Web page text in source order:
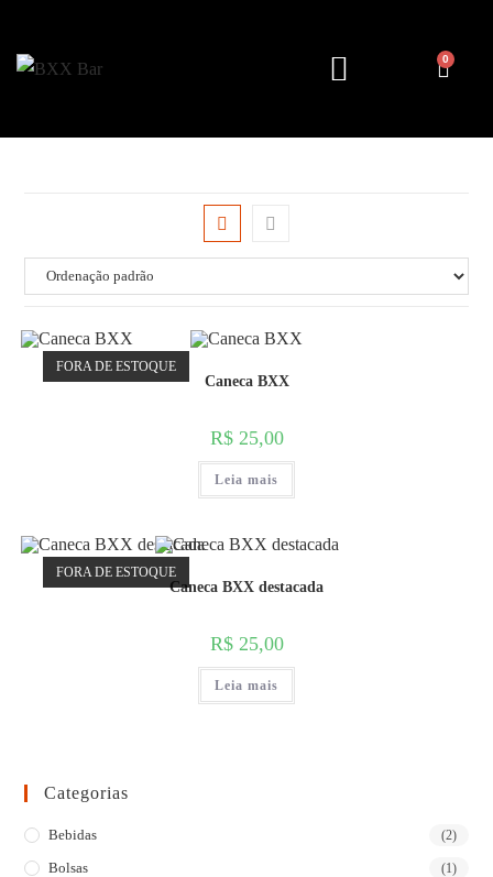
0
FORA DE ESTOQUE
Caneca BXX
R$25,00
Leia mais
FORA DE ESTOQUE
Caneca BXX destacada
R$25,00
Leia mais
Categorias
Bebidas (2)
Bolsas (1)